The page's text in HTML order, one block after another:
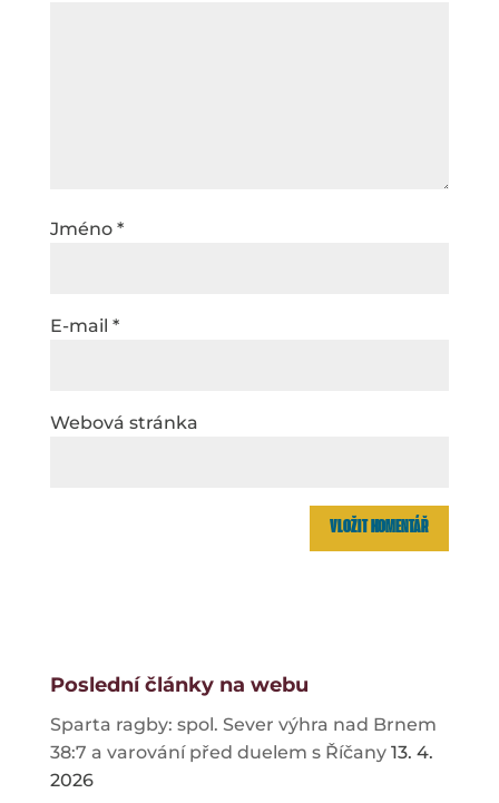
Jméno *
E-mail *
Webová stránka
Poslední články na webu
Sparta ragby: spol. Sever výhra nad Brnem
38:7 a varování před duelem s Říčany 13. 4.
2026